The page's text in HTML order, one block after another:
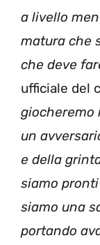
a livello
matura che
che deve
ufficiale del
giocheremo
un
e della
siamo
siamo una
portando